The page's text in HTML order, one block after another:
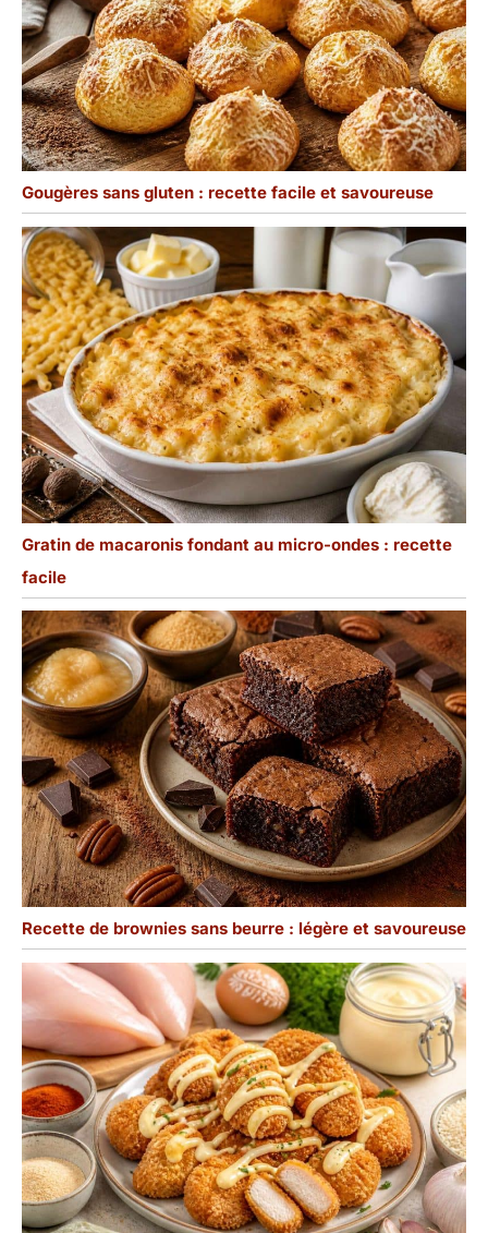
Gougères sans gluten : recette facile et savoureuse
Gratin de macaronis fondant au micro-ondes : recette
facile
Recette de brownies sans beurre : légère et savoureuse